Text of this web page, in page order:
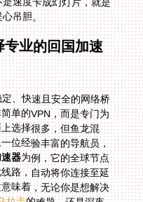
吊胆。
业的回国加速
、快速且安全的网络桥
单的VPN，而是专门为
上选择很多，但鱼龙混
位经验丰富的导航员，
器为例，它的全球节点
分布广泛，能智能推荐当前最优线路，自动将你连接至延
味着，无论你是想解决